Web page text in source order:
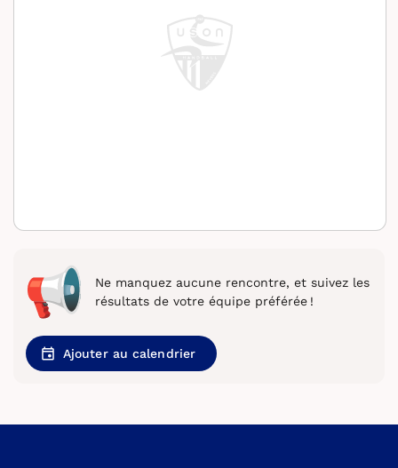
Ne manquez aucune rencontre, et suivez les
résultats de votre équipe préférée !
Ajouter au calendrier